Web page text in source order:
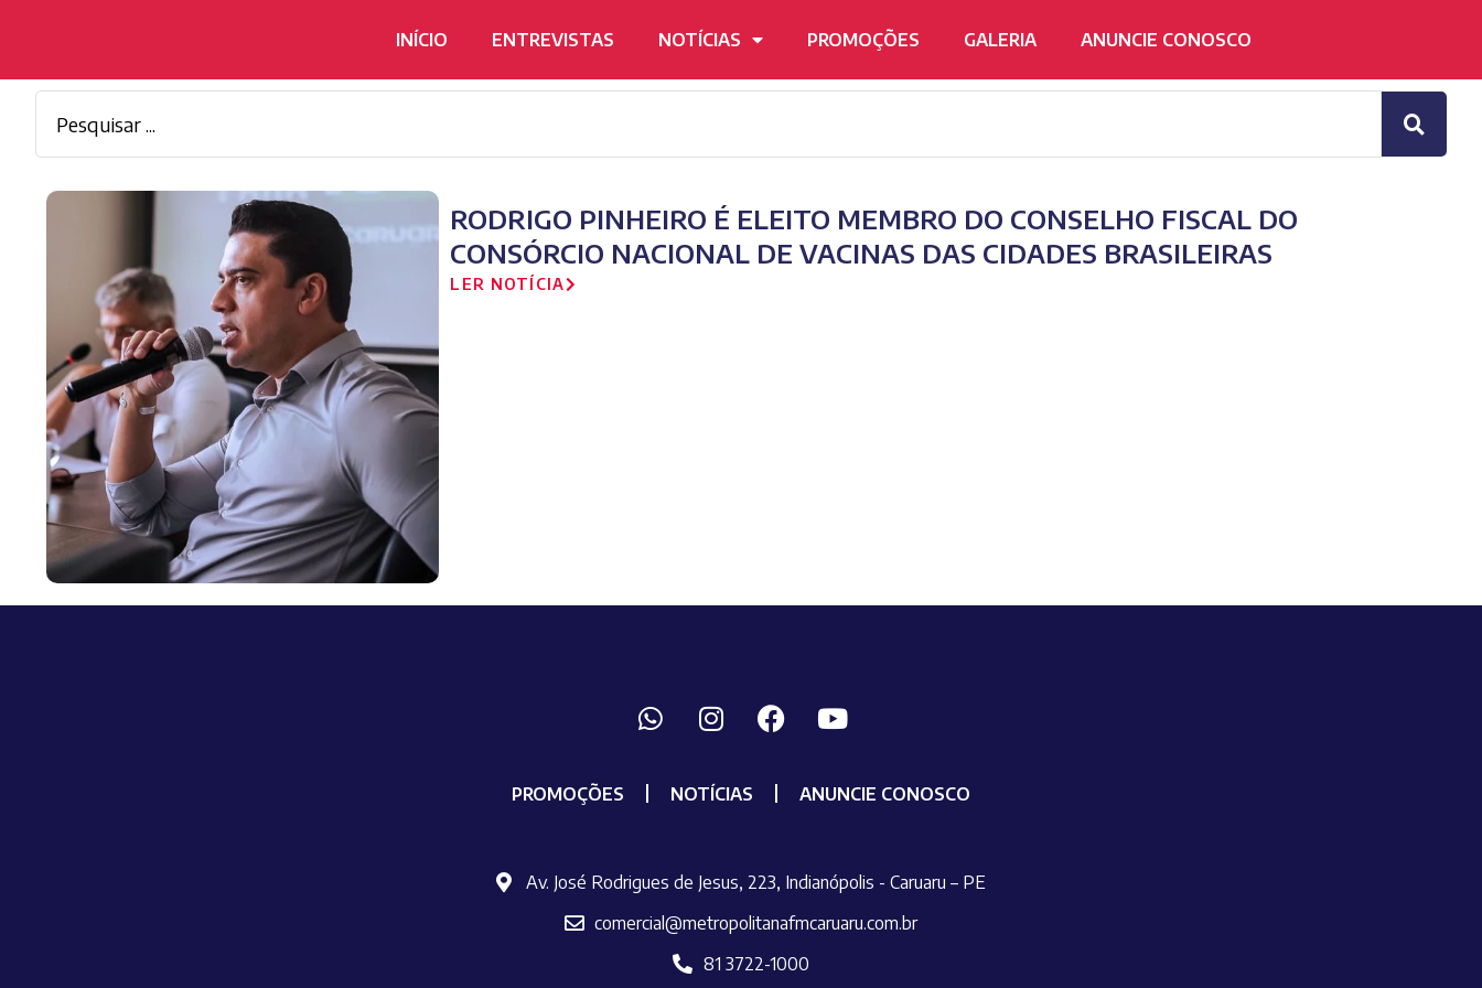
INÍCIO ENTREVISTAS NOTÍCIAS PROMOÇÕES GALERIA ANUNCIE CONOSCO
RODRIGO PINHEIRO É ELEITO MEMBRO DO CONSELHO FISCAL DO
CONSÓRCIO NACIONAL DE VACINAS DAS CIDADES BRASILEIRAS
LER NOTÍCIA
PROMOÇÕES NOTÍCIAS ANUNCIE CONOSCO
Av. José Rodrigues de Jesus, 223, Indianópolis - Caruaru – PE
comercial@metropolitanafmcaruaru.com.br
81 3722-1000